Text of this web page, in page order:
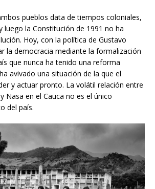
pueblos data de tiempos coloniales,
luego la Constitución de 1991 no ha
Hoy, con la política de Gustavo
la democracia mediante la formalización
que nunca ha tenido una reforma
avivado una situación de la que el
y actuar pronto. La volátil relación entre
Nasa en el Cauca no es el único
del país.